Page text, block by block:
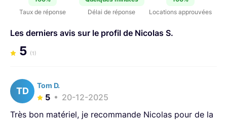
Taux de réponse
Délai de réponse
Locations approuvées
Les derniers avis sur le profil de Nicolas S.
5 (1)
TD
Tom D.
5
20-12-2025
Très bon matériel, je recommande Nicolas pour de la